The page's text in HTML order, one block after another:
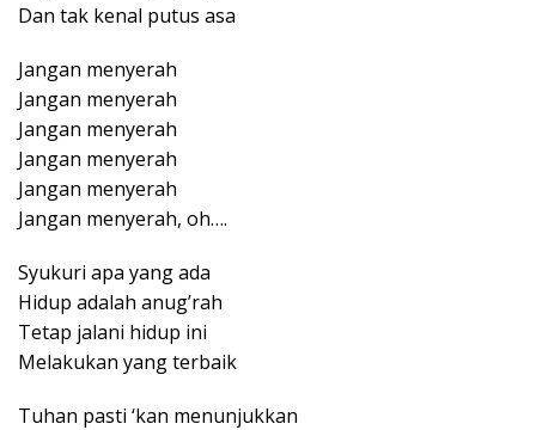
Dan tak kenal putus asa
Jangan menyerah
Jangan menyerah
Jangan menyerah
Jangan menyerah
Jangan menyerah
Jangan menyerah, oh….
Syukuri apa yang ada
Hidup adalah anug’rah
Tetap jalani hidup ini
Melakukan yang terbaik
Tuhan pasti ‘kan menunjukkan